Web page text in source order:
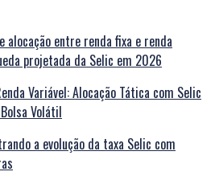
Variável: Alocação Tática com Selic
Volátil